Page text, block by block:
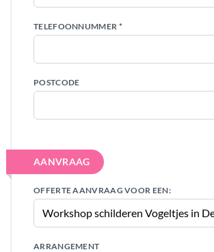
TELEFOONNUMMER *
POSTCODE
AANVRAAG
OFFERTE AANVRAAG VOOR EEN:
ARRANGEMENT